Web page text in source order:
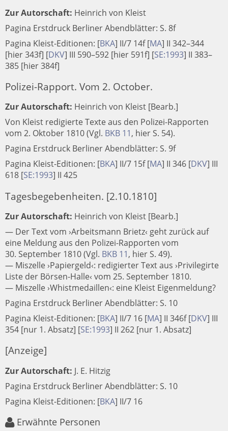
Zur Autorschaft: Heinrich von Kleist
Pagina Erstdruck Berliner Abendblätter: S. 8f
Pagina Kleist-Editionen: [BKA] II/7 14f[MA] II 342–344
[hier 343f] [DKV] III 590–592 [hier 591f] [SE:1993] II 383–
385 [hier 384f]
Polizei-Rapport. Vom 2. October.
Zur Autorschaft: Heinrich von Kleist [Bearb.]
Von Kleist redigierte Texte aus den Polizei-Rapporten
vom 2. Oktober 1810 (Vgl. BKB 11, hier S. 54).
Pagina Erstdruck Berliner Abendblätter: S. 9f
Pagina Kleist-Editionen: [BKA] II/7 15f[MA] II 346 [DKV] III
618 [SE:1993] II 425
Tagesbegebenheiten. [2.10.1810]
Zur Autorschaft: Heinrich von Kleist [Bearb.]
— Der Text vom ›Arbeitsmann Brietz‹ geht zurück auf
eine Meldung aus den Polizei-Rapporten vom
30. September 1810 (Vgl. BKB 11, hier S. 49).
— Miszelle ›Papiergeld‹: redigierter Text aus ›Privilegirte
Liste der Börsen-Halle‹ vom 25. September 1810.
— Miszelle ›Whistmedaillen‹: eine Kleist Eigenmeldung?
Pagina Erstdruck Berliner Abendblätter: S. 10
Pagina Kleist-Editionen: [BKA] II/7 16 [MA] II 346f[DKV] III
354 [nur 1. Absatz] [SE:1993] II 262 [nur 1. Absatz]
[Anzeige]
Zur Autorschaft: J. E. Hitzig
Pagina Erstdruck Berliner Abendblätter: S. 10
Pagina Kleist-Editionen: [BKA] II/7 16
Erwähnte Personen